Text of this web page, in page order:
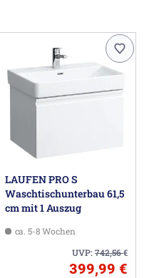
LAUFEN PRO S
Waschtischunterbau 61,5
cm mit 1 Auszug
ca. 5-8 Wochen
UVP:742,56€
399,99 €